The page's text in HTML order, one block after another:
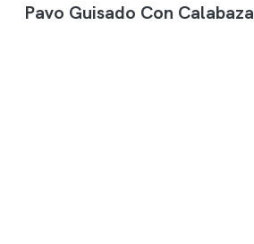
Pavo Guisado Con Calabaza